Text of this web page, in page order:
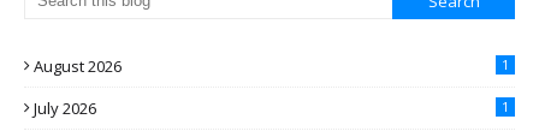
August 2026 1
July 2026 1